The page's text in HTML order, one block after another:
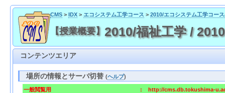
CMS> IDX> エコシステム工学コース > 2010/エコシステム工学コー
【授業概要】 2010/福祉工学 /
コンテンツエリア
場所の情報とサーバ切替(ヘルプ)
一般閲覧用 :
http://cms.db.tokushima-